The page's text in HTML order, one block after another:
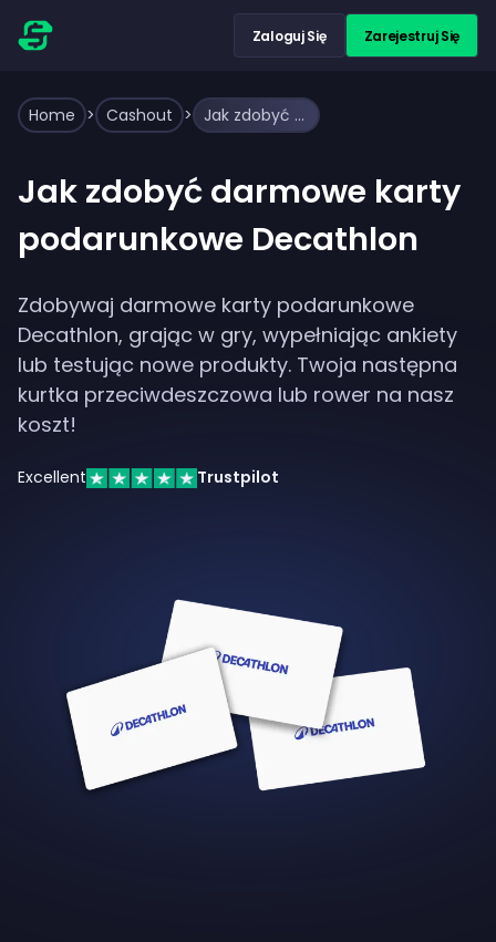
Zaloguj Się Zarejestruj Się
Home > Cashout > Jak zdobyć darmowe karty podarunkowe Decathlon
Jak zdobyć darmowe karty
podarunkowe Decathlon
Zdobywaj darmowe karty podarunkowe
Decathlon, grając w gry, wypełniając ankiety
lub testując nowe produkty. Twoja następna
kurtka przeciwdeszczowa lub rower na nasz
koszt!
Excellent Trustpilot